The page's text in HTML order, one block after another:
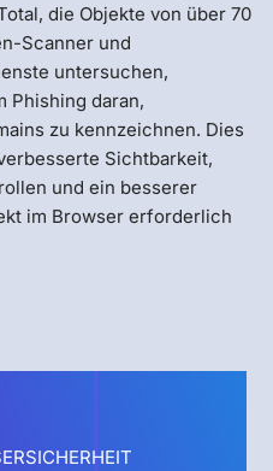
die Objekte von über 70
Scanner und
untersuchen,
Phishing daran,
zu kennzeichnen. Dies
Sichtbarkeit,
und ein besserer
im Browser erforderlich